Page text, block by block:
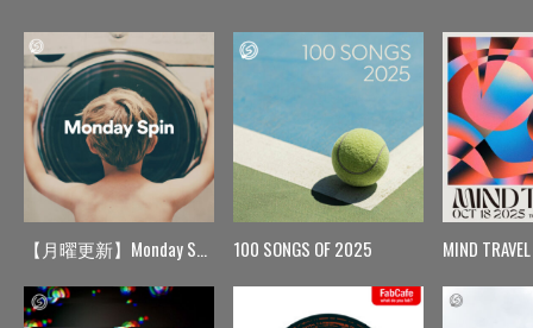
【月曜更新】Monday Spin 100 SONGS OF 2025 MIND TRAVEL